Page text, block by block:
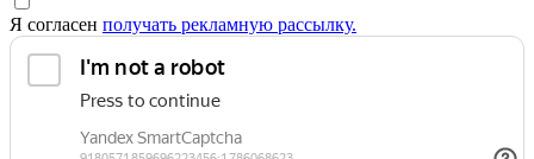
Я согласен получать рекламную рассылку.